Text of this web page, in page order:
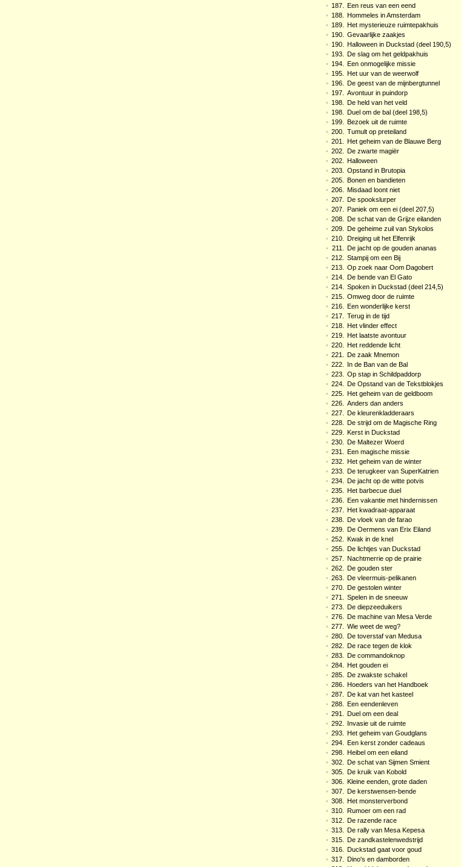
• 187.
Een reus van een eend
• 188.
Hommeles in Amsterdam
• 189.
Het mysterieuze ruimtepakhuis
• 190.
Gevaarlijke zaakjes
• 190.
Halloween in Duckstad (deel 190,5)
• 193.
De slag om het geldpakhuis
• 194.
Een onmogelijke missie
• 195.
Het uur van de weerwolf
• 196.
De geest van de mijnbergtunnel
• 197.
Avontuur in puindorp
• 198.
De held van het veld
• 198.
Duel om de bal (deel 198,5)
• 199.
Bezoek uit de ruimte
• 200.
Tumult op preteiland
• 201.
Het geheim van de Blauwe Berg
• 202.
De zwarte magiër
• 202.
Halloween
• 203.
Opstand in Brutopia
• 205.
Bonen en bandieten
• 206.
Misdaad loont niet
• 207.
De spookslurper
• 207.
Paniek om een ei (deel 207,5)
• 208.
De schat van de Grijze eilanden
• 209.
De geheime zuil van Stykolos
• 210.
Dreiging uit het Elfenrijk
• 211.
De jacht op de gouden ananas
• 212.
Stampij om een Bij
• 213.
Op zoek naar Oom Dagobert
• 214.
De bende van El Gato
• 214.
Spoken in Duckstad (deel 214,5)
• 215.
Omweg door de ruimte
• 216.
Een wonderlijke kerst
• 217.
Terug in de tijd
• 218.
Het vlinder effect
• 219.
Het laatste avontuur
• 220.
Het reddende licht
• 221.
De zaak Mnemon
• 222.
In de Ban van de Bal
• 223.
Op stap in Schildpaddorp
• 224.
De Opstand van de Tekstblokjes
• 225.
Het geheim van de geldboom
• 226.
Anders dan anders
• 227.
De kleurenkladderaars
• 228.
De strijd om de Magische Ring
• 229.
Kerst in Duckstad
• 230.
De Maltezer Woerd
• 231.
Een magische missie
• 232.
Het geheim van de winter
• 233.
De terugkeer van SuperKatrien
• 234.
De jacht op de witte potvis
• 235.
Het barbecue duel
• 236.
Een vakantie met hindernissen
• 237.
Het kwadraat-apparaat
• 238.
De vloek van de farao
• 239.
De Oermens van Erix Eiland
• 252.
Kwak in de knel
• 255.
De lichtjes van Duckstad
• 257.
Nachtmerrie op de prairie
• 262.
De gouden ster
• 263.
De vleermuis-pelikanen
• 270.
De gestolen winter
• 271.
Spelen in de sneeuw
• 273.
De diepzeeduikers
• 276.
De machine van Mesa Verde
• 277.
Wie weet de weg?
• 280.
De toverstaf van Medusa
• 282.
De race tegen de klok
• 283.
De commandoknop
• 284.
Het gouden ei
• 285.
De zwakste schakel
• 286.
Hoeders van het Handboek
• 287.
De kat van het kasteel
• 288.
Een eendenleven
• 291.
Duel om een deal
• 292.
Invasie uit de ruimte
• 293.
Het geheim van Goudglans
• 294.
Een kerst zonder cadeaus
• 298.
Heibel om een eiland
• 302.
De schat van Sijmen Smient
• 305.
De kruik van Kobold
• 306.
Kleine eenden, grote daden
• 307.
De kerstwensen-bende
• 308.
Het monsterverbond
• 310.
Rumoer om een rad
• 312.
De razende race
• 313.
De rally van Mesa Kepesa
• 315.
De zandkastelenwedstrijd
• 316.
Duckstad gaat voor goud
• 317.
Dino's en damborden